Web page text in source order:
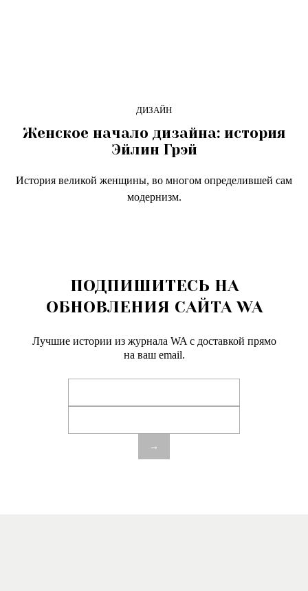
ДИЗАЙН
Женское начало дизайна: история
Эйлин Грэй
История великой женщины, во многом определившей сам
модернизм.
ПОДПИШИТЕСЬ НА
ОБНОВЛЕНИЯ САЙТА WA
Лучшие истории из журнала WA c доставкой прямо
на ваш email.
→